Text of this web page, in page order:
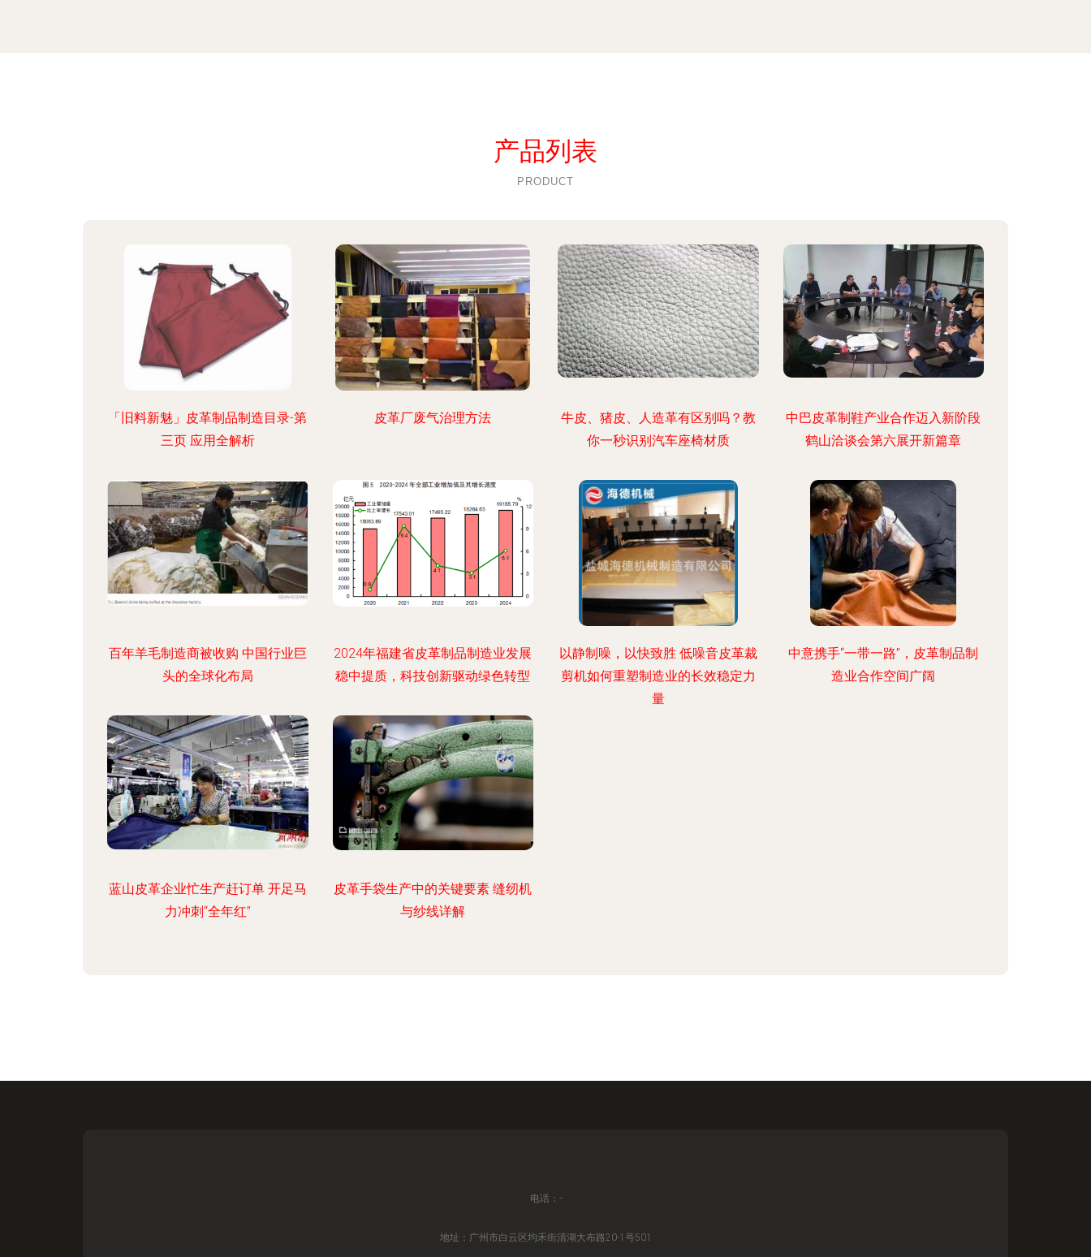
产品列表
PRODUCT
「旧料新魅」皮革制品制造目录-第
三页 应用全解析
皮革厂废气治理方法
牛皮、猪皮、人造革有区别吗？教
你一秒识别汽车座椅材质
中巴皮革制鞋产业合作迈入新阶段
鹤山洽谈会第六展开新篇章
百年羊毛制造商被收购 中国行业巨
头的全球化布局
2024年福建省皮革制品制造业发展
稳中提质，科技创新驱动绿色转型
以静制噪，以快致胜 低噪音皮革裁
剪机如何重塑制造业的长效稳定力
量
中意携手“一带一路”，皮革制品制
造业合作空间广阔
蓝山皮革企业忙生产赶订单 开足马
力冲刺“全年红”
皮革手袋生产中的关键要素 缝纫机
与纱线详解
电话：-
地址：广州市白云区均禾街清湖大布路20-1号501